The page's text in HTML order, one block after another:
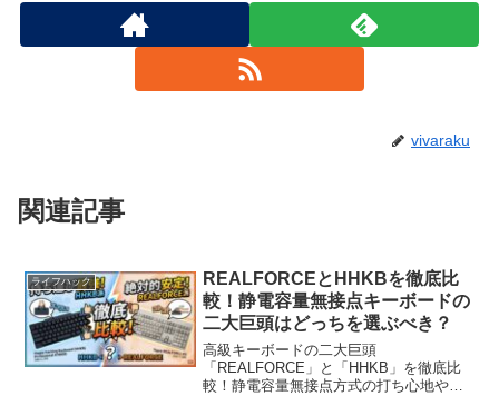
vivaraku
関連記事
ライフハック
REALFORCEとHHKBを徹底比
較！静電容量無接点キーボードの
二大巨頭はどっちを選ぶべき？
高級キーボードの二大巨頭
「REALFORCE」と「HHKB」を徹底比
較！静電容量無接点方式の打ち心地やキ